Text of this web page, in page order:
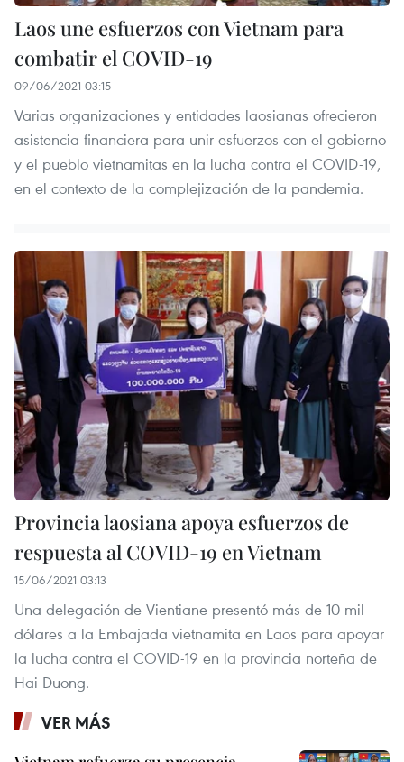
Laos une esfuerzos con Vietnam para
combatir el COVID-19
09/06/2021 03:15
Varias organizaciones y entidades laosianas ofrecieron
asistencia financiera para unir esfuerzos con el gobierno
y el pueblo vietnamitas en la lucha contra el COVID-19,
en el contexto de la complejización de la pandemia.
Provincia laosiana apoya esfuerzos de
respuesta al COVID-19 en Vietnam
15/06/2021 03:13
Una delegación de Vientiane presentó más de 10 mil
dólares a la Embajada vietnamita en Laos para apoyar
la lucha contra el COVID-19 en la provincia norteña de
Hai Duong.
VER MÁS